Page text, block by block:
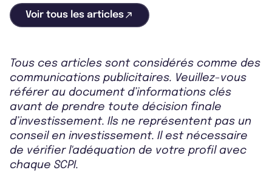
Voir tous les articles
Tous ces articles sont considérés comme des
communications publicitaires. Veuillez-vous
référer au document d’informations clés
avant de prendre toute décision finale
d’investissement. Ils ne représentent pas un
conseil en investissement. Il est nécessaire
de vérifier l'adéquation de votre profil avec
chaque SCPI.